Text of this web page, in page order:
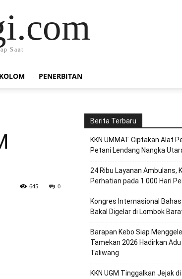
Saat
KOLOM PENERBITAN
0
645
Berita Terbaru
KKN UMMAT Ciptakan Alat
Petani Lendang Nangka
24 Ribu Layanan Ambulans,
Perhatian pada 1.000 Hari
Kongres Internasional
Bakal Digelar di Lombok
Barapan Kebo Siap
Tamekan 2026 Hadirkan
Taliwang
KKN UGM Tinggalkan Jejak